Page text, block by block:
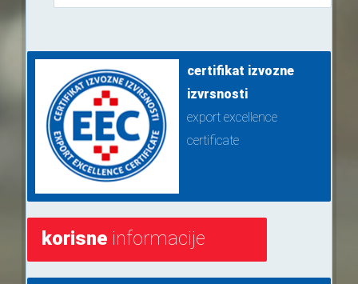
certifikat izvozne
izvrsnosti
export excellence
certificate
korisneinformacije